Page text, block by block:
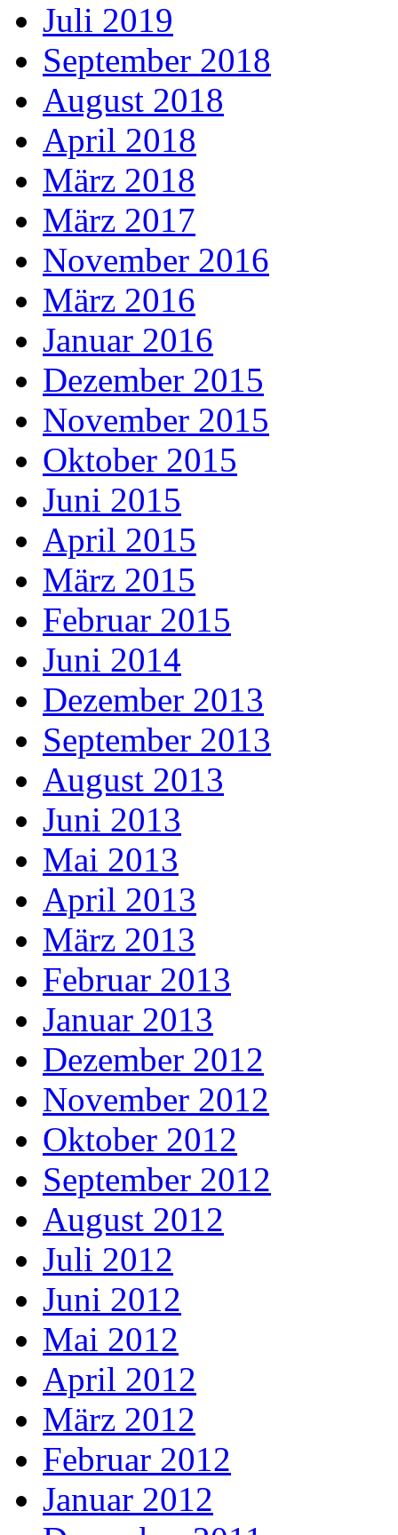
Juli 2019
September 2018
August 2018
April 2018
März 2018
März 2017
November 2016
März 2016
Januar 2016
Dezember 2015
November 2015
Oktober 2015
Juni 2015
April 2015
März 2015
Februar 2015
Juni 2014
Dezember 2013
September 2013
August 2013
Juni 2013
Mai 2013
April 2013
März 2013
Februar 2013
Januar 2013
Dezember 2012
November 2012
Oktober 2012
September 2012
August 2012
Juli 2012
Juni 2012
Mai 2012
April 2012
März 2012
Februar 2012
Januar 2012